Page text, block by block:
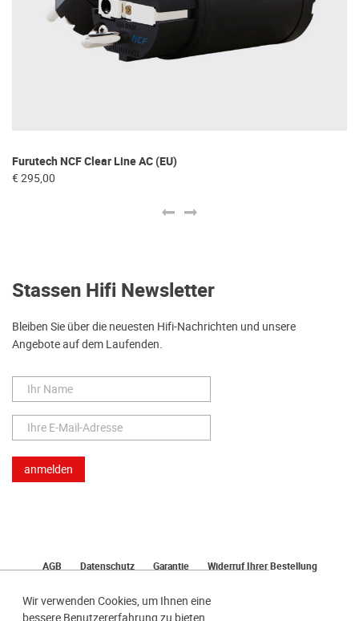
Wir verwenden Cookies, um Ihnen eine
Furutech NCF Clear Line AC (EU)
€ 295,00
Stassen Hifi Newsletter
Bleiben Sie über die neuesten Hifi-Nachrichten und unsere
Angebote auf dem Laufenden.
AGB Datenschutz Garantie
Widerruf Ihrer Bestellung